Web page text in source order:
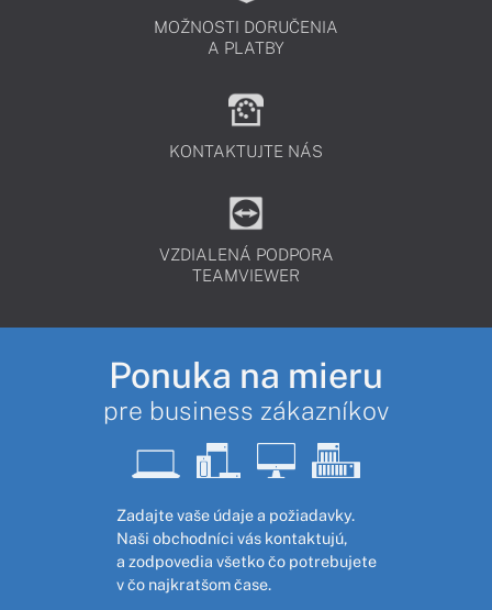
MOŽNOSTI DORUČENIA
A PLATBY
KONTAKTUJTE NÁS
VZDIALENÁ PODPORA
TEAMVIEWER
Ponuka na mieru
pre business zákazníkov
Zadajte vaše údaje a požiadavky.
Naši obchodníci vás kontaktujú,
a zodpovedia všetko čo potrebujete
v čo najkratšom čase.